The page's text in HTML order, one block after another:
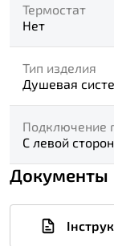
Термостат
Нет
Тип изделия
Душевая
Подключение
С левой
Документы